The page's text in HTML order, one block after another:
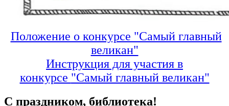
Положение о конкурсе "Самый главный
великан"
Инструкция для участия в
конкурсе "Самый главный великан"
С праздником, библиотека!